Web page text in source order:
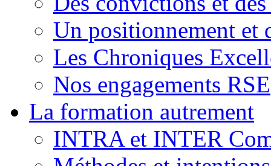
Un positionnement et
Les Chroniques
Nos engagements RSE
La formation autrement
INTRA et INTER